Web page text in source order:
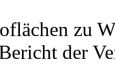
zu
der